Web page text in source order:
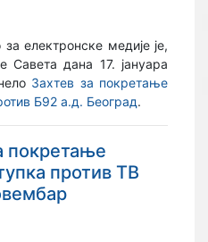
за електронске медије је,
Савета дана 17. јануара
Захтев за покретање
Б92 а.д. Београд.
покретање
против ТВ